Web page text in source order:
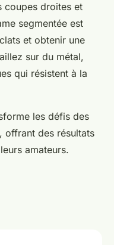
coupes droites et
segmentée est
et obtenir une
sur du métal,
qui résistent à la
les défis des
offrant des résultats
amateurs.